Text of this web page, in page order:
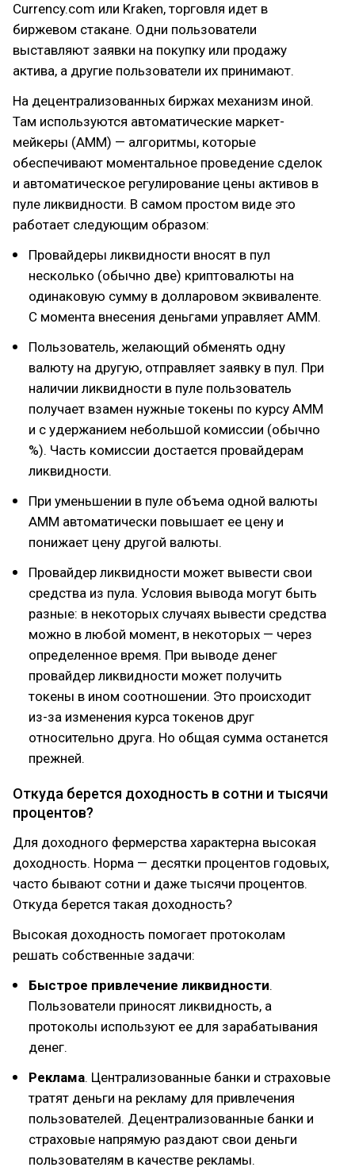
Currency.com или Kraken, торговля идет в
биржевом стакане. Одни пользователи
выставляют заявки на покупку или продажу
актива, а другие пользователи их принимают.
На децентрализованных биржах механизм иной.
Там используются автоматические маркет-
мейкеры (AMM) — алгоритмы, которые
обеспечивают моментальное проведение сделок
и автоматическое регулирование цены активов в
пуле ликвидности. В самом простом виде это
работает следующим образом:
Провайдеры ликвидности вносят в пул
несколько (обычно две) криптовалюты на
одинаковую сумму в долларовом эквиваленте.
С момента внесения деньгами управляет АММ.
Пользователь, желающий обменять одну
валюту на другую, отправляет заявку в пул. При
наличии ликвидности в пуле пользователь
получает взамен нужные токены по курсу AMM
и с удержанием небольшой комиссии (обычно
%). Часть комиссии достается провайдерам
ликвидности.
При уменьшении в пуле объема одной валюты
AMM автоматически повышает ее цену и
понижает цену другой валюты.
Провайдер ликвидности может вывести свои
средства из пула. Условия вывода могут быть
разные: в некоторых случаях вывести средства
можно в любой момент, в некоторых — через
определенное время. При выводе денег
провайдер ликвидности может получить
токены в ином соотношении. Это происходит
из-за изменения курса токенов друг
относительно друга. Но общая сумма останется
прежней.
Откуда берется доходность в сотни и тысячи
процентов?
Для доходного фермерства характерна высокая
доходность. Норма — десятки процентов годовых,
часто бывают сотни и даже тысячи процентов.
Откуда берется такая доходность?
Высокая доходность помогает протоколам
решать собственные задачи:
Быстрое привлечение ликвидности.
Пользователи приносят ликвидность, а
протоколы используют ее для зарабатывания
денег.
Реклама. Централизованные банки и страховые
тратят деньги на рекламу для привлечения
пользователей. Децентрализованные банки и
страховые напрямую раздают свои деньги
пользователям в качестве рекламы.